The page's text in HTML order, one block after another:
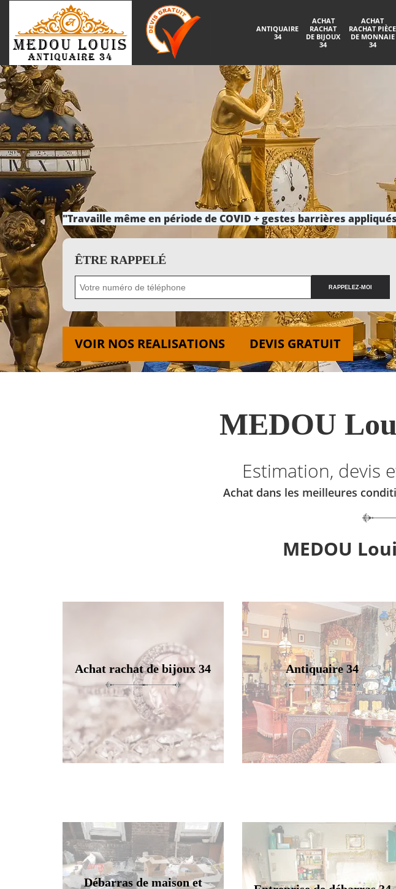
ANTIQUAIRE
34
ACHAT
RACHAT
DE BIJOUX
34
ACHAT
RACHAT PIÈCE
DE MONNAIE
34
"Travaille même en période de COVID + gestes barrières
ÊTRE RAPPELÉ
VOIR NOS REALISATIONS DEVIS GRATUIT
MEDOU
Estimation, devis
Achat dans les meilleures
MEDOU
Achat rachat de bijoux 34 Antiquaire 34
Débarras de maison et